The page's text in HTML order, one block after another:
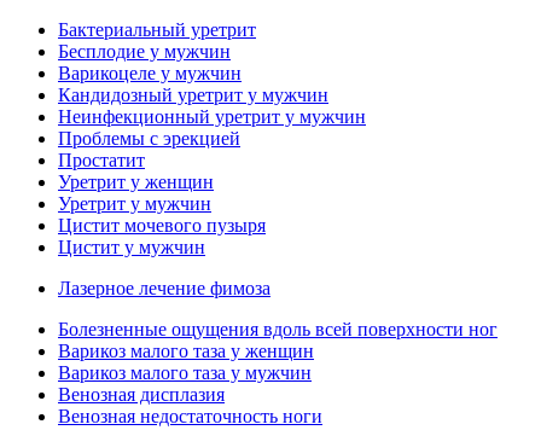
Бактериальный уретрит
Бесплодие у мужчин
Варикоцеле у мужчин
Кандидозный уретрит у мужчин
Неинфекционный уретрит у мужчин
Проблемы с эрекцией
Простатит
Уретрит у женщин
Уретрит у мужчин
Цистит мочевого пузыря
Цистит у мужчин
Лазерное лечение фимоза
Болезненные ощущения вдоль всей поверхности ног
Варикоз малого таза у женщин
Варикоз малого таза у мужчин
Венозная дисплазия
Венозная недостаточность ноги